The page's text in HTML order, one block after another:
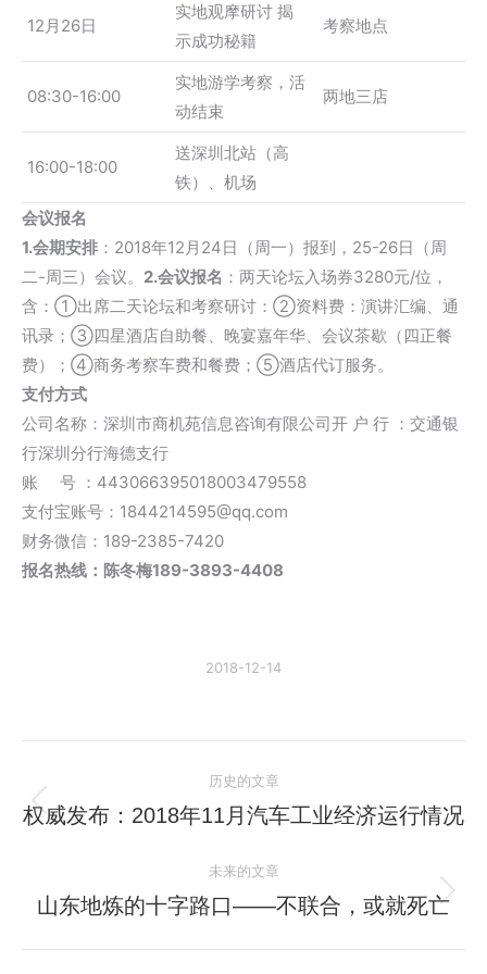
12月26日
实地观摩研讨 揭
示成功秘籍
考察地点
08:30-16:00
实地游学考察，活
动结束
两地三店
16:00-18:00
送深圳北站（高
铁）、机场
会议报名
1.会期安排 ：2018年12月24日（周一）报到，25-26日（周
二-周三）会议。 2.会议报名 ：两天论坛入场券3280元/位，
含：①出席二天论坛和考察研讨：②资料费：演讲汇编、通
讯录；③四星酒店自助餐、晚宴嘉年华、会议茶歇（四正餐
费）；④商务考察车费和餐费；⑤酒店代订服务。
支付方式
公司名称：深圳市商机苑信息咨询有限公司开 户 行 ：交通银
行深圳分行海德支行
账 号 ：443066395018003479558
支付宝账号：1844214595@qq.com
财务微信：189-2385-7420
报名热线：陈冬梅189-3893-4408
2018-12-14
章
航
历史的文章
历
的
文
权威发布：2018年11月汽车工业经济运行情况
未来的文章
未
山东地炼的十字路口——不联合，或就死亡